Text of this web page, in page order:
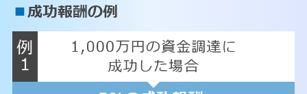
■成功報酬の例